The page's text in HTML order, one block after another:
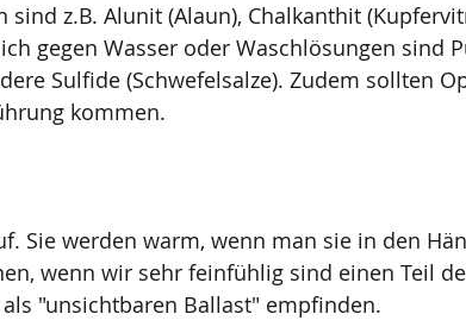
z.B. Alunit (Alaun), Chalkanthit
gegen Wasser oder Waschlösungen sind
Sulfide (Schwefelsalze). Zudem sollten
kommen.
Sie werden warm, wenn man sie in den
wenn wir sehr feinfühlig sind einen Teil
"unsichtbaren Ballast" empfinden.